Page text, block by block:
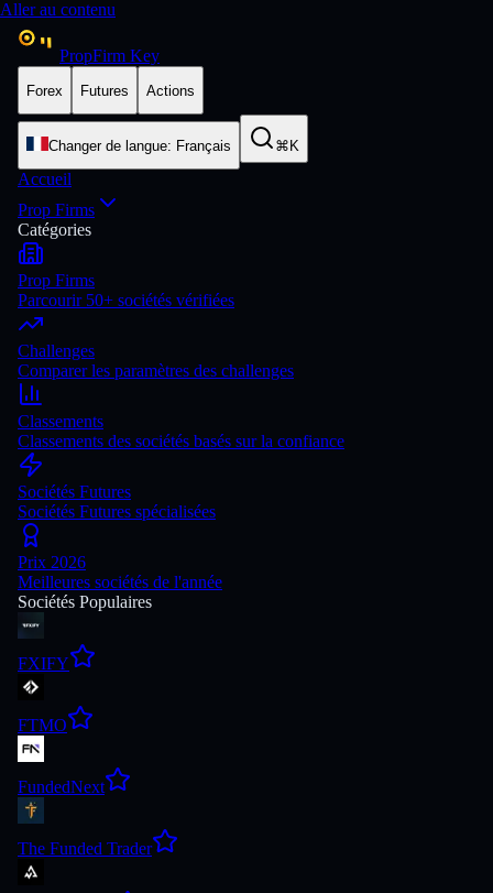
Aller au contenu
PropFirm Key
Forex Futures Actions
Changer de langue: Français ⌘K
Accueil
Prop Firms
Catégories
Prop Firms
Parcourir 50+ sociétés vérifiées
Challenges
Comparer les paramètres des challenges
Classements
Classements des sociétés basés sur la confiance
Sociétés Futures
Sociétés Futures spécialisées
Prix 2026
Meilleures sociétés de l'année
Sociétés Populaires
FXIFY
FTMO
FundedNext
The Funded Trader